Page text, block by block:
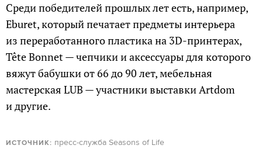
Среди победителей прошлых лет есть, например,
Eburet, который печатает предметы интерьера
из переработанного пластика на 3D-принтерах,
Tête Bonnet — чепчики и аксессуары для которого
вяжут бабушки от 66 до 90 лет, мебельная
мастерская LUB — участники выставки Artdom
и другие.
ИСТОЧНИК: пресс-служба Seasons of Life